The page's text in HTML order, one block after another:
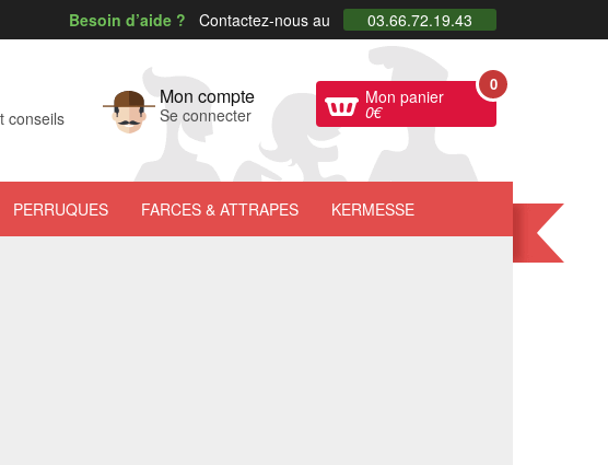
Besoin d’aide ? Contactez-nous au 03.66.72.19.43
conseils
Mon compte
Se connecter
Mon panier
0€
0
PERRUQUES FARCES & ATTRAPES KERMESSE